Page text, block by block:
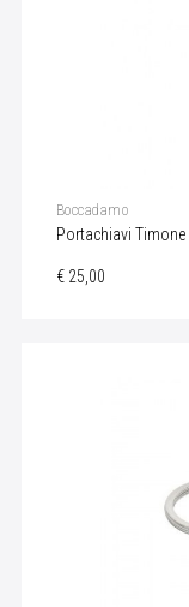
Boccadamo
Portachiavi Timone
€ 25,00